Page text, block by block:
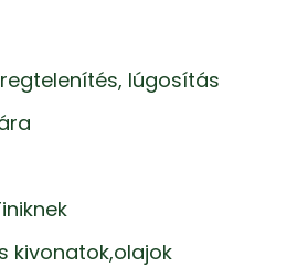
lúgosítás
kivonatok,olajok